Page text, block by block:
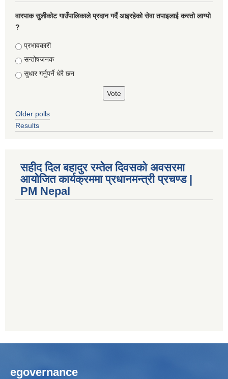
वारपाक सुलीकोट गाउँपालिकाले प्रदान गर्दै आइरहेको सेवा तपाइलाई कस्तो लाग्यो
?
Choices
प्रभावकारी
सन्तोषजनक
सुधार गर्नुपर्ने धेरै छन
Older polls
Results
सहीद दिल बहादुर रम्तेल दिवसको अवसरमा
आयोजित कार्यक्रममा प्रधानमन्त्री प्रचण्ड |
PM Nepal
egovernance